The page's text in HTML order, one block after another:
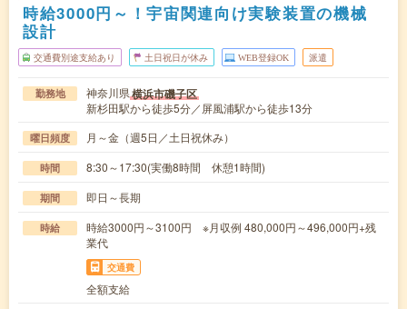
時給3000円～！宇宙関連向け実験装置の機械
設計
交通費別途支給あり 土日祝日が休み WEB登録OK 派遣
勤務地 神奈川県横浜市磯子区
新杉田駅から徒歩5分／屏風浦駅から徒歩13分
曜日頻度 月～金（週5日／土日祝休み）
時間 8:30～17:30(実働8時間 休憩1時間)
期間 即日～長期
時給
時給3000円～3100円 ※月収例 480,000円～496,000円+残
業代
交通費
全額支給